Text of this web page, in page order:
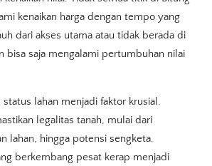
kenaikan harga dengan tempo yang
dari akses utama atau tidak berada di
bisa saja mengalami pertumbuhan nilai
status lahan menjadi faktor krusial.
legalitas tanah, mulai dari
lahan, hingga potensi sengketa.
berkembang pesat kerap menjadi